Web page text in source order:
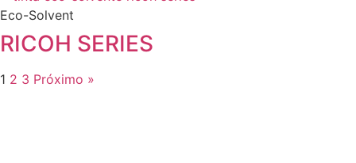
Eco-Solvent
RICOH SERIES
1 2 3 Próximo »